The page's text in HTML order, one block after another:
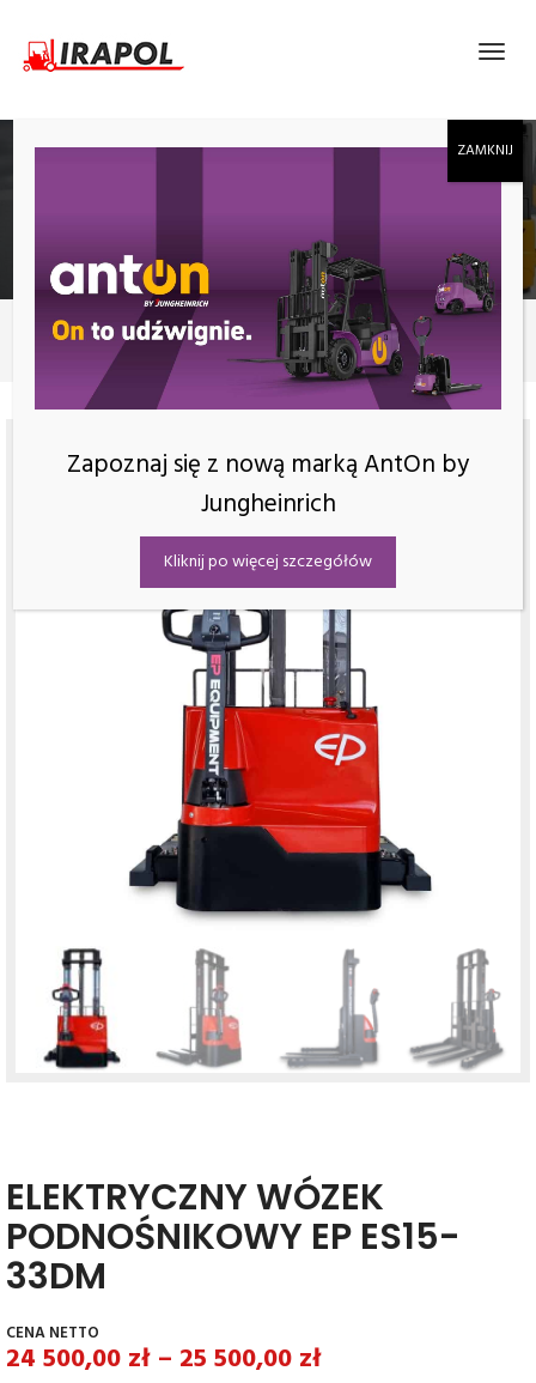
ELEKTRYCZNY WÓZEK PODNOŚNIKOWY EP
Produkty Elektryczny wózek podnośnikowy EP ES15-33DM
ELEKTRYCZNY WÓZEK
PODNOŚNIKOWY EP ES15-
33DM
24 500,00 zł – 25 500,00 zł
Zapoznaj się z nową marką AntOn by
Jungheinrich
Kliknij po więcej szczegółów